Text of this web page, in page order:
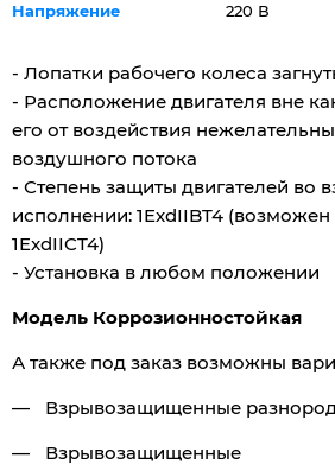
Напряжение
220 В
- Лопатки рабочего колеса
- Расположение двигателя вне
его от воздействия
воздушного потока
- Степень защиты двигателей во
исполнении: 1ExdIIBT4
1ExdIICT4)
- Установка в любом положении
Модель Коррозионностойкая
А также под заказ возможны
Взрывозащищенные
Взрывозащищенные